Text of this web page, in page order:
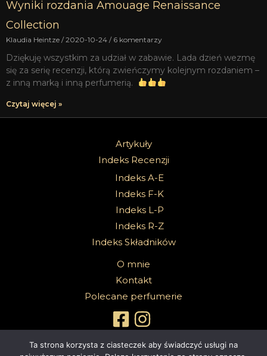
Wyniki rozdania Amouage Renaissance
Collection
Klaudia Heintze 2020-10-24 6 komentarzy
Dziękuję wszystkim za udział w zabawie. Lada dzień wezmę
się za serię recenzji, którą zwieńczymy kolejnym rozdaniem –
z inną marką i inną perfumerią.
Czytaj więcej »
Artykuły
Indeks Recenzji
Indeks A-E
Indeks F-K
Indeks L-P
Indeks R-Z
Indeks Składników
O mnie
Kontakt
Polecane perfumerie
Ta strona korzysta z ciasteczek aby świadczyć usługi na